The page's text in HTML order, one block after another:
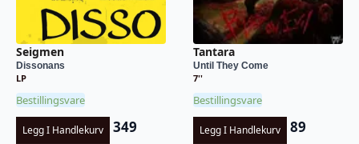
Seigmen
Dissonans
LP
Bestillingsvare
Legg I Handlekurv 349
Tantara
Until They Come
7''
Bestillingsvare
Legg I Handlekurv 89